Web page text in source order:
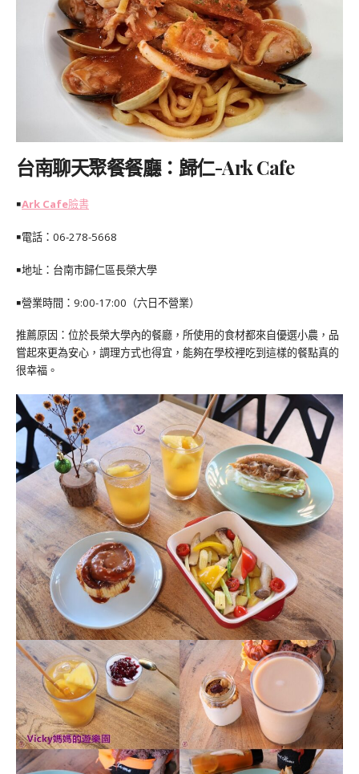
台南聊天聚餐餐廳：歸仁-Ark Cafe
￭Ark Cafe臉書
￭電話： 06-278-5668
￭地址：台南市歸仁區長榮大學
￭營業時間：9:00-17:00（六日不營業）
推薦原因：位於長榮大學內的餐廳，所使用的食材都來自優選小農，品
嘗起來更為安心，調理方式也得宜，能夠在學校裡吃到這樣的餐點真的
很幸福。